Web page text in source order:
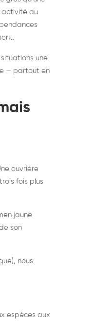
activité au
une
— partout en
ouvrière
fois plus
jaune
son
nous
espèces aux